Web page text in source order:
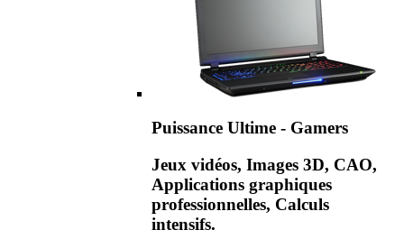
Puissance Ultime - Gamers
Jeux vidéos, Images 3D, CAO,
Applications graphiques
professionnelles, Calculs
intensifs.